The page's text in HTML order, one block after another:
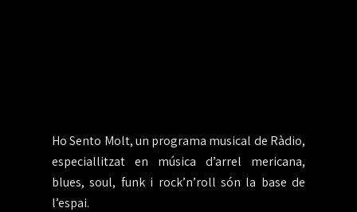
Ho Sento Molt, un programa musical de Ràdio,
especiallitzat en música d’arrel mericana,
blues, soul, funk i rock’n’roll són la base de
l’espai.